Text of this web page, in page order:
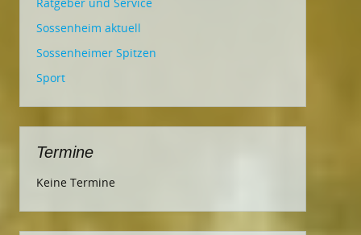
Sossenheim aktuell
Sossenheimer Spitzen
Sport
Termine
Keine Termine